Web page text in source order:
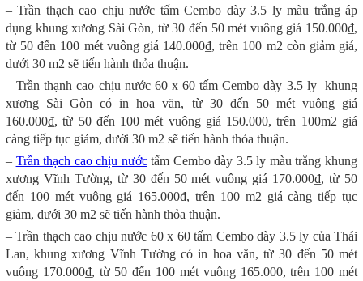
– Trần thạch cao chịu nước tấm Cembo dày 3.5 ly màu trắng áp
dụng khung xương Sài Gòn, từ 30 đến 50 mét vuông giá 150.000₫,
từ 50 đến 100 mét vuông giá 140.000₫, trên 100 m2 còn giảm giá,
dưới 30 m2 sẽ tiến hành thỏa thuận.
– Trần thạnh cao chịu nước 60 x 60 tấm Cembo dày 3.5 ly khung
xương Sài Gòn có in hoa văn, từ 30 đến 50 mét vuông giá
160.000₫, từ 50 đến 100 mét vuông giá 150.000, trên 100m2 giá
càng tiếp tục giảm, dưới 30 m2 sẽ tiến hành thỏa thuận.
– Trần thạch cao chịu nướctấm Cembo dày 3.5 ly màu trắng khung
xương Vĩnh Tường, từ 30 đến 50 mét vuông giá 170.000₫, từ 50
đến 100 mét vuông giá 165.000₫, trên 100 m2 giá càng tiếp tục
giảm, dưới 30 m2 sẽ tiến hành thỏa thuận.
– Trần thạch cao chịu nước 60 x 60 tấm Cembo dày 3.5 ly của Thái
Lan, khung xương Vĩnh Tường có in hoa văn, từ 30 đến 50 mét
vuông 170.000₫, từ 50 đến 100 mét vuông 165.000, trên 100 mét